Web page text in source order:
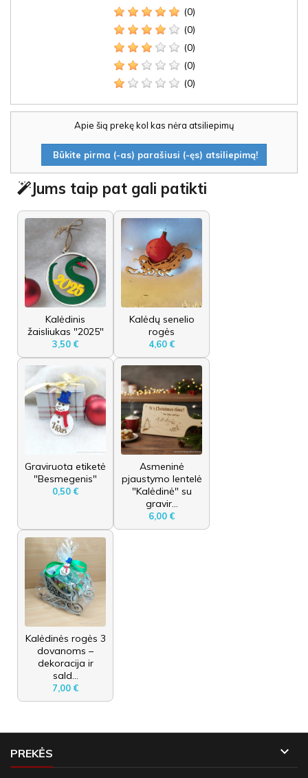
(0)
(0)
(0)
(0)
(0)
Apie šią prekę kol kas nėra atsiliepimų
Būkite pirma (-as) parašiusi (-ęs) atsiliepimą!
Jums taip pat gali patikti
Kalėdinis
žaisliukas "2025"
3,50 €
Kalėdų senelio
rogės
4,60 €
Graviruota etiketė
"Besmegenis"
0,50 €
Asmeninė
pjaustymo lentelė
"Kalėdinė" su
gravir...
6,00 €
Kalėdinės rogės 3
dovanoms –
dekoracija ir
sald...
7,00 €
PREKĖS 